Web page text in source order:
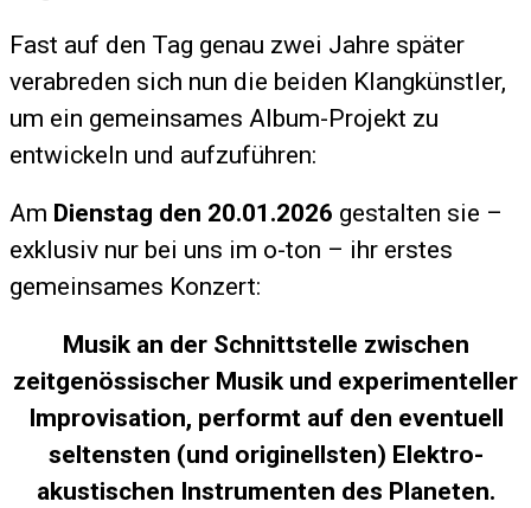
Fast auf den Tag genau zwei Jahre später
verabreden sich nun die beiden Klangkünstler,
um ein gemeinsames Album-Projekt zu
entwickeln und aufzuführen:
Am Dienstag den 20.01.2026 gestalten sie –
exklusiv nur bei uns im o-ton – ihr erstes
gemeinsames Konzert:
Musik an der Schnittstelle zwischen
zeitgenössischer Musik und experimenteller
Improvisation, performt auf den eventuell
seltensten (und originellsten) Elektro-
akustischen Instrumenten des Planeten.